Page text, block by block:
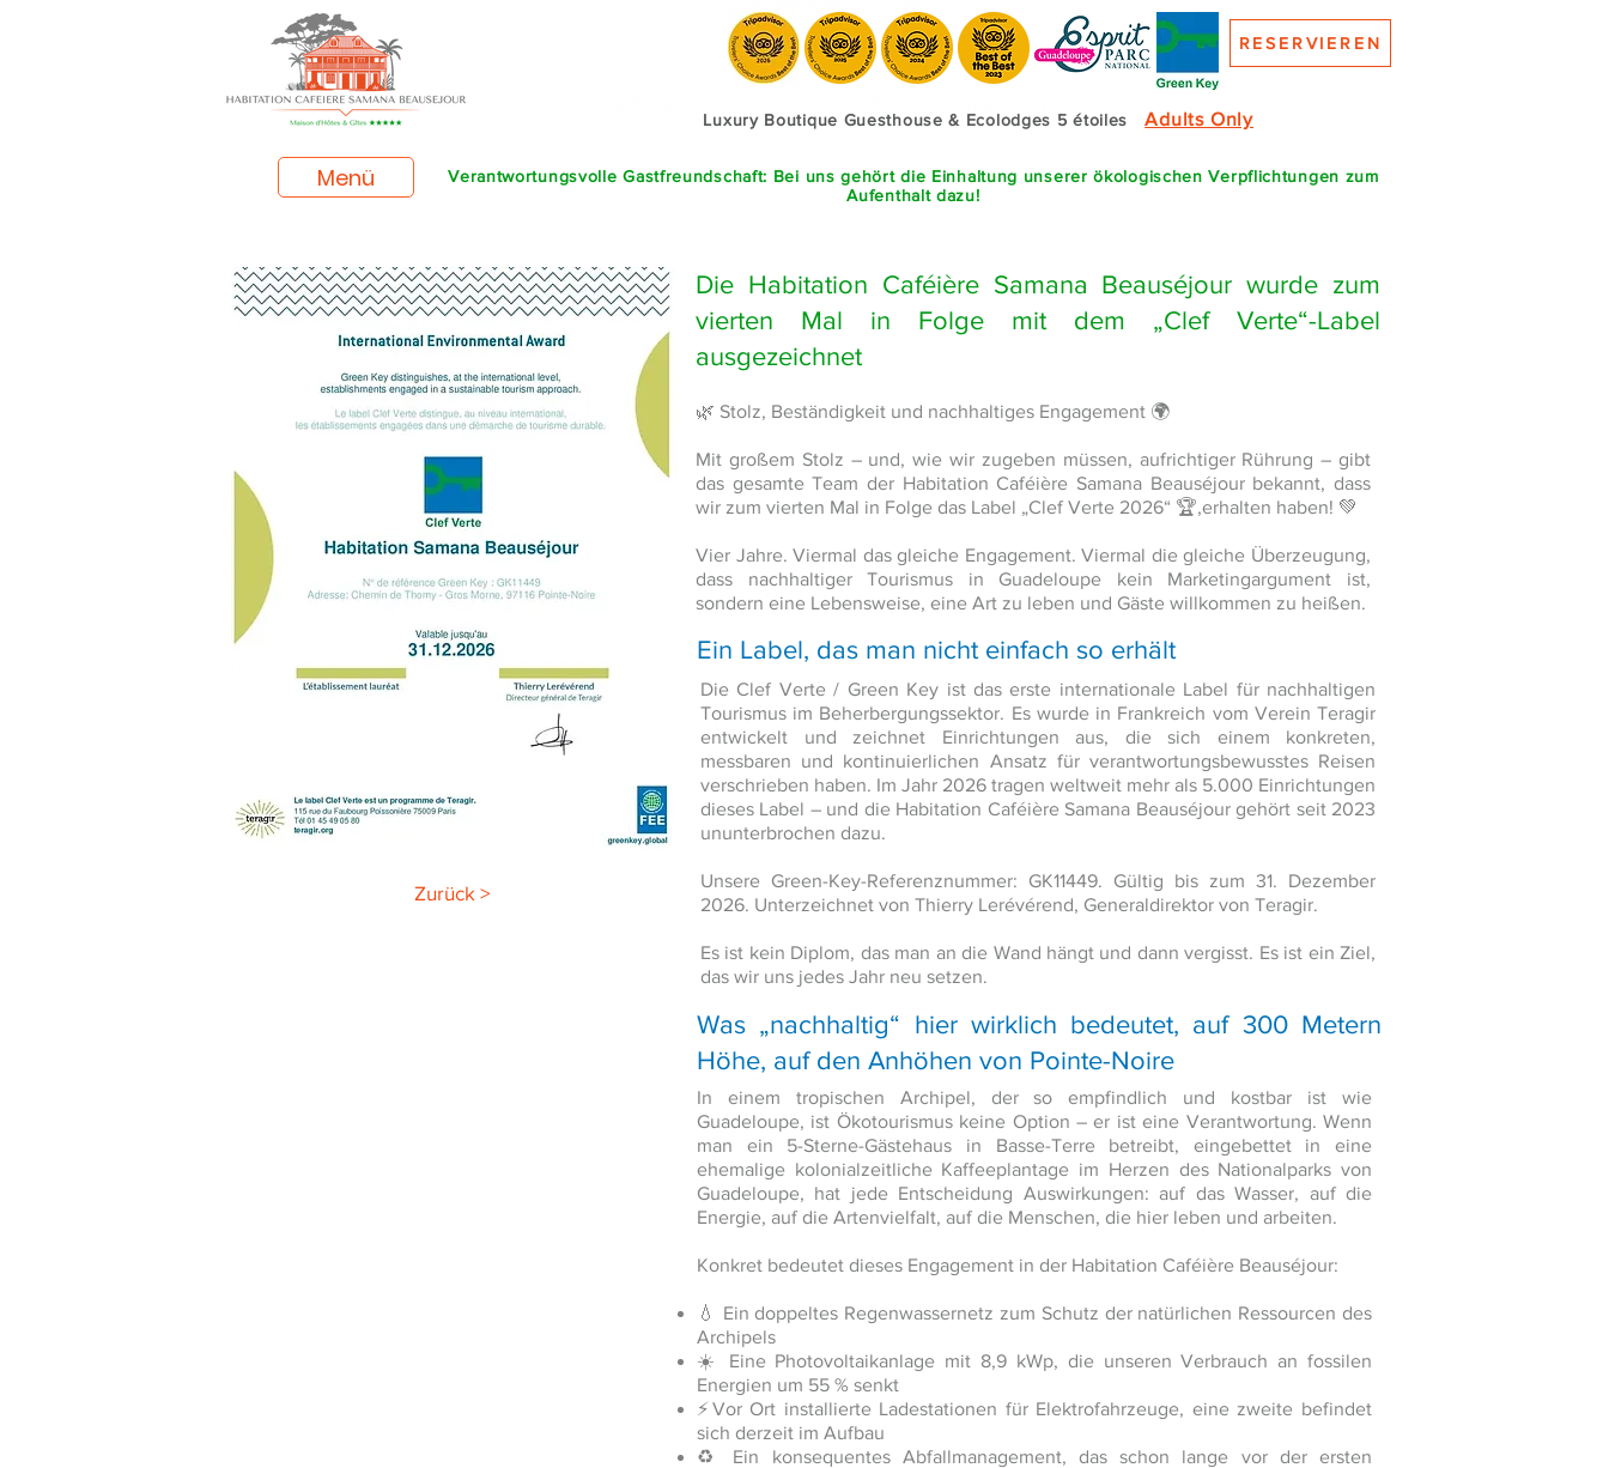
RESERVIEREN
Luxury Boutique Guesthouse & Ecolodges 5 étoilesAdults Only
Menü
Verantwortungsvolle Gastfreundschaft: Bei uns gehört die Einhaltung unserer ökologischen Verpflichtungen zum
Aufenthalt dazu!
Zurück >
Die Habitation Caféière Samana Beauséjour wurde zum
vierten Mal in Folge mit dem „Clef Verte“-Label
ausgezeichnet
🌿 Stolz, Beständigkeit und nachhaltiges Engagement 🌍
Mit großem Stolz – und, wie wir zugeben müssen, aufrichtiger Rührung – gibt
das gesamte Team der Habitation Caféière Samana Beauséjour bekannt, dass
wir zum vierten Mal in Folge das Label „Clef Verte 2026“ 🏆,erhalten haben! 💚
Vier Jahre. Viermal das gleiche Engagement. Viermal die gleiche Überzeugung,
dass nachhaltiger Tourismus in Guadeloupe kein Marketingargument ist,
sondern eine Lebensweise, eine Art zu leben und Gäste willkommen zu heißen.
Ein Label, das man nicht einfach so erhält
Die Clef Verte / Green Key ist das erste internationale Label für nachhaltigen
Tourismus im Beherbergungssektor. Es wurde in Frankreich vom Verein Teragir
entwickelt und zeichnet Einrichtungen aus, die sich einem konkreten,
messbaren und kontinuierlichen Ansatz für verantwortungsbewusstes Reisen
verschrieben haben. Im Jahr 2026 tragen weltweit mehr als 5.000 Einrichtungen
dieses Label – und die Habitation Caféière Samana Beauséjour gehört seit 2023
ununterbrochen dazu.
Unsere Green-Key-Referenznummer: GK11449. Gültig bis zum 31. Dezember
2026. Unterzeichnet von Thierry Lerévérend, Generaldirektor von Teragir.
Es ist kein Diplom, das man an die Wand hängt und dann vergisst. Es ist ein Ziel,
das wir uns jedes Jahr neu setzen.
Was „nachhaltig“ hier wirklich bedeutet, auf 300 Metern
Höhe, auf den Anhöhen von Pointe-Noire
In einem tropischen Archipel, der so empfindlich und kostbar ist wie
Guadeloupe, ist Ökotourismus keine Option – er ist eine Verantwortung. Wenn
man ein 5-Sterne-Gästehaus in Basse-Terre betreibt, eingebettet in eine
ehemalige kolonialzeitliche Kaffeeplantage im Herzen des Nationalparks von
Guadeloupe, hat jede Entscheidung Auswirkungen: auf das Wasser, auf die
Energie, auf die Artenvielfalt, auf die Menschen, die hier leben und arbeiten.
Konkret bedeutet dieses Engagement in der Habitation Caféière Beauséjour:
💧 Ein doppeltes Regenwassernetz zum Schutz der natürlichen Ressourcen des
Archipels
☀️ Eine Photovoltaikanlage mit 8,9 kWp, die unseren Verbrauch an fossilen
Energien um 55 % senkt
⚡Vor Ort installierte Ladestationen für Elektrofahrzeuge, eine zweite befindet
sich derzeit im Aufbau
♻️ Ein konsequentes Abfallmanagement, das schon lange vor der ersten